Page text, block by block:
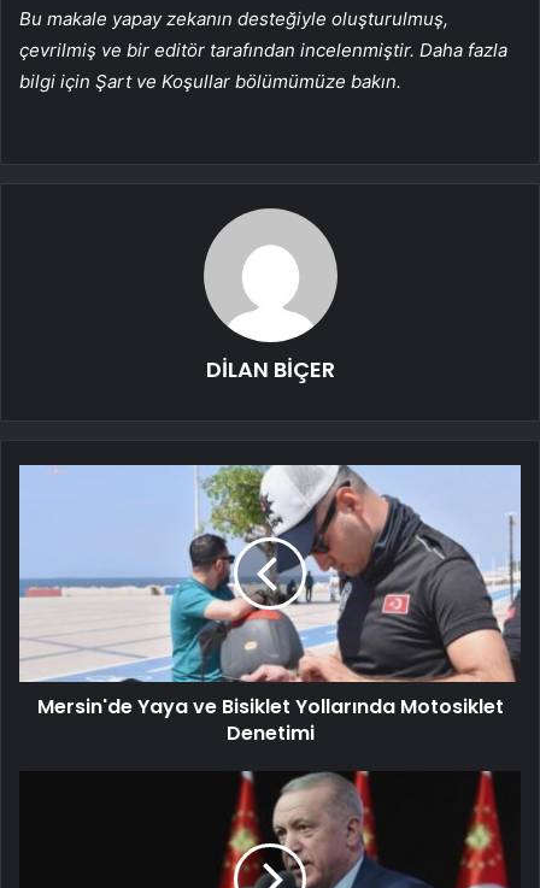
Bu makale yapay zekanın desteğiyle oluşturulmuş,
çevrilmiş ve bir editör tarafından incelenmiştir. Daha fazla
bilgi için Şart ve Koşullar bölümümüze bakın.
DİLAN BİÇER
Mersin'de Yaya ve Bisiklet Yollarında Motosiklet
Denetimi